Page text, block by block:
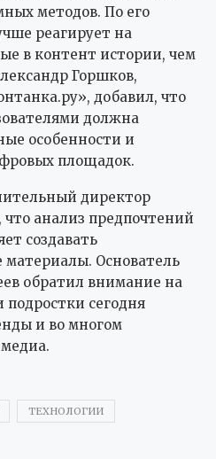
методов. По его
реагирует на
в контент истории, чем
Горшков,
добавил, что
должна
особенности и
площадок.
директор
что анализ предпочтений
создавать
Основатель
обратил внимание на
сегодня
и во многом
ТЕХНОЛОГИИ